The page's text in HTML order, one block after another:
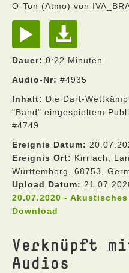
O-Ton (Atmo) von
Dauer: 0:22 Minuten
Audio-Nr: #4935
Inhalt: Die Dart-
"Band" eingespieltem
#4749
Ereignis Datum:
Ereignis Ort: Kirrlach,
Württemberg, 68753,
Upload Datum:
20.07.2020 -
Download
Verknüpft
Audios